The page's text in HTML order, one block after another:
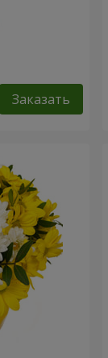
Заказать